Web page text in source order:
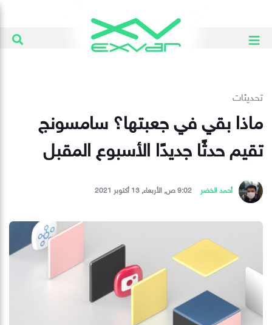
تحديثات
ماذا بقي في جعبتها؟ سامسونج
تقيم حدثًا جديدًا الأسبوع المقبل
أحمد الخضر 9:02 ص, الأربعاء, 13 أكتوبر 2021